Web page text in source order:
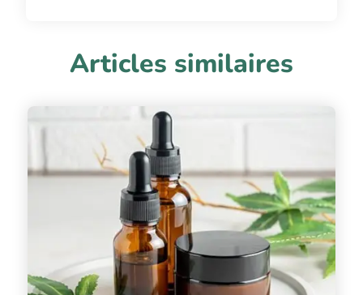
Articles similaires